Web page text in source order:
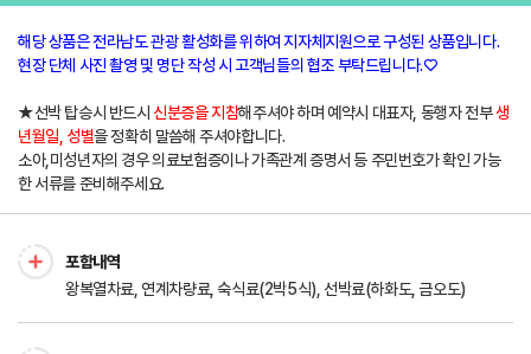
해당 상품은 전라남도 관광 활성화를 위하여 지자체지원으로 구성된 상품입니다.
현장 단체 사진 촬영 및 명단 작성 시 고객님들의 협조 부탁드립니다.♡
★선박 탑승시 반드시 신분증을 지참해주셔야 하며 예약시 대표자, 동행자 전부생
년월일, 성별을 정확히 말씀해 주셔야합니다.
소아,미성년자의 경우 의료보험증이나 가족관계 증명서 등 주민번호가 확인 가능
한 서류를 준비해주세요.
포함내역
왕복열차료, 연계차량료, 숙식료(2박5식), 선박료(하화도, 금오도)